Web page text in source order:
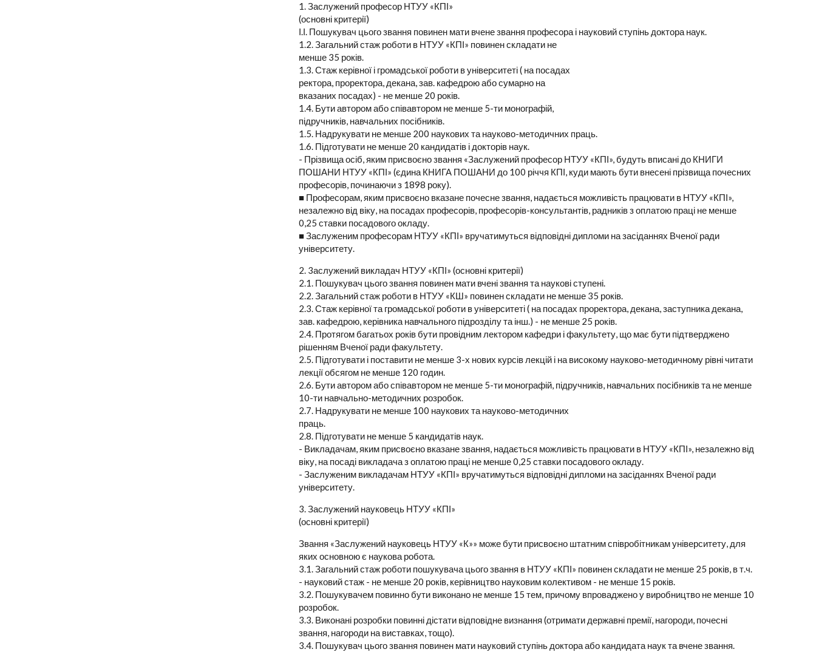
1. Заслужений професор НТУУ «КПІ»
(основні критерії)
І.І. Пошукувач цього звання повинен мати вчене звання професора і науковий ступінь доктора наук.
1.2. Загальний стаж роботи в НТУУ «КПІ» повинен складати не
менше 35 років.
1.3. Стаж керівної і громадської роботи в університеті ( на посадах
ректора, проректора, декана, зав. кафедрою або сумарно на
вказаних посадах) - не менше 20 років.
1.4. Бути автором або співавтором не менше 5-ти монографій,
підручників, навчальних посібників.
1.5. Надрукувати не менше 200 наукових та науково-методичних праць.
1.6. Підготувати не менше 20 кандидатів і докторів наук.
- Прізвища осіб, яким присвоєно звання «Заслужений професор НТУУ «КПІ», будуть вписані до КНИГИ
ПОШАНИ НТУУ «КПІ» (єдина КНИГА ПОШАНИ до 100 річчя КПІ, куди мають бути внесені прізвища почесних
професорів, починаючи з 1898 року).
■ Професорам, яким присвоєно вказане почесне звання, надається можливість працювати в НТУУ «КПІ»,
незалежно від віку, на посадах професорів, професорів-консультантів, радників з оплатою праці не менше
0,25 ставки посадового окладу.
■ Заслуженим професорам НТУУ «КПІ» вручатимуться відповідні дипломи на засіданнях Вченої ради
університету.
2. 3аслужений викладач НТУУ «КПІ» (основні критерії)
2.1. Пошукувач цього звання повинен мати вчені звання та наукові ступені.
2.2. Загальний стаж роботи в НТУУ «КШ» повинен складати не менше 35 років.
2.3. Стаж керівної та громадської роботи в університеті ( на посадах проректора, декана, заступника декана,
зав. кафедрою, керівника навчального підрозділу та інш.) - не менше 25 років.
2.4. Протягом багатьох років бути провідним лектором кафедри і факультету, що має бути підтверджено
рішенням Вченої ради факультету.
2.5. Підготувати і поставити не менше 3-х нових курсів лекцій і на високому науково-методичному рівні читати
лекції обсягом не менше 120 годин.
2.6. Бути автором або співавтором не менше 5-ти монографій, підручників, навчальних посібників та не менше
10-ти навчально-методичних розробок.
2.7. Надрукувати не менше 100 наукових та науково-методичних
праць.
2.8. Підготувати не менше 5 кандидатів наук.
- Викладачам, яким присвоєно вказане звання, надається можливість працювати в НТУУ «КПІ», незалежно від
віку, на посаді викладача з оплатою праці не менше 0,25 ставки посадового окладу.
- Заслуженим викладачам НТУУ «КПІ» вручатимуться відповідні дипломи на засіданнях Вченої ради
університету.
3. Заслужений науковець НТУУ «КПІ»
(основні критерії)
Звання «Заслужений науковець НТУУ «К»» може бути присвоєно штатним співробітникам університету, для
яких основною є наукова робота.
3.1. Загальний стаж роботи пошукувача цього звання в НТУУ «КПІ» повинен складати не менше 25 років, в т.ч.
- науковий стаж - не менше 20 років, керівництво науковим колективом - не менше 15 років.
3.2. Пошукувачем повинно бути виконано не менше 15 тем, причому впроваджено у виробництво не менше 10
розробок.
3.3. Виконані розробки повинні дістати відповідне визнання (отримати державні премії, нагороди, почесні
звання, нагороди на виставках, тощо).
3.4. Пошукувач цього звання повинен мати науковий ступінь доктора або кандидата наук та вчене звання.